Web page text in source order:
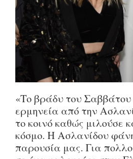
«Το βράδυ του
ερμηνεία από την
το κοινό καθώς μιλούσε
κόσμο. Η Ασλανίδου
παρουσία μας. Για